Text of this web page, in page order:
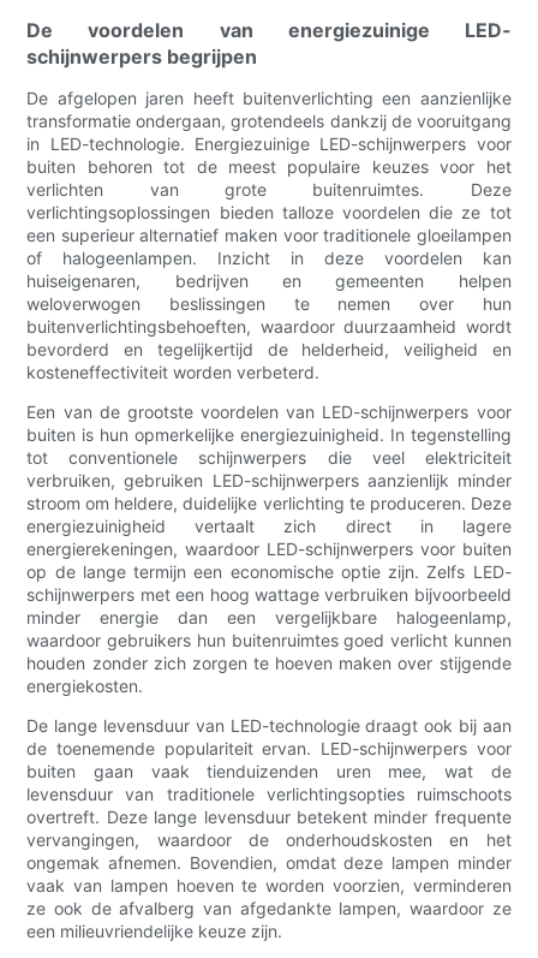
De voordelen van energiezuinige LED-
schijnwerpers begrijpen
De afgelopen jaren heeft buitenverlichting een aanzienlijke
transformatie ondergaan, grotendeels dankzij de vooruitgang
in LED-technologie. Energiezuinige LED-schijnwerpers voor
buiten behoren tot de meest populaire keuzes voor het
verlichten van grote buitenruimtes. Deze
verlichtingsoplossingen bieden talloze voordelen die ze tot
een superieur alternatief maken voor traditionele gloeilampen
of halogeenlampen. Inzicht in deze voordelen kan
huiseigenaren, bedrijven en gemeenten helpen
weloverwogen beslissingen te nemen over hun
buitenverlichtingsbehoeften, waardoor duurzaamheid wordt
bevorderd en tegelijkertijd de helderheid, veiligheid en
kosteneffectiviteit worden verbeterd.
Een van de grootste voordelen van LED-schijnwerpers voor
buiten is hun opmerkelijke energiezuinigheid. In tegenstelling
tot conventionele schijnwerpers die veel elektriciteit
verbruiken, gebruiken LED-schijnwerpers aanzienlijk minder
stroom om heldere, duidelijke verlichting te produceren. Deze
energiezuinigheid vertaalt zich direct in lagere
energierekeningen, waardoor LED-schijnwerpers voor buiten
op de lange termijn een economische optie zijn. Zelfs LED-
schijnwerpers met een hoog wattage verbruiken bijvoorbeeld
minder energie dan een vergelijkbare halogeenlamp,
waardoor gebruikers hun buitenruimtes goed verlicht kunnen
houden zonder zich zorgen te hoeven maken over stijgende
energiekosten.
De lange levensduur van LED-technologie draagt ​​ook bij aan
de toenemende populariteit ervan. LED-schijnwerpers voor
buiten gaan vaak tienduizenden uren mee, wat de
levensduur van traditionele verlichtingsopties ruimschoots
overtreft. Deze lange levensduur betekent minder frequente
vervangingen, waardoor de onderhoudskosten en het
ongemak afnemen. Bovendien, omdat deze lampen minder
vaak van lampen hoeven te worden voorzien, verminderen
ze ook de afvalberg van afgedankte lampen, waardoor ze
een milieuvriendelijke keuze zijn.